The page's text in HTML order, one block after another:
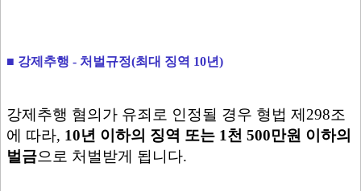
■ 강제추행 - 처벌규정(최대 징역 10년)
강제추행 혐의가 유죄로 인정될 경우 형법 제298조
에 따라, 10년 이하의 징역 또는 1천 500만원 이하의
벌금으로 처벌받게 됩니다.